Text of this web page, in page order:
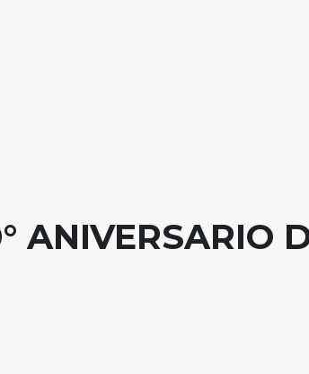
ANIVERSARIO